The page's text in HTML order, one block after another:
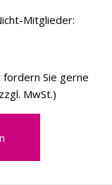
Mitglieder:
Sie gerne
MwSt.)